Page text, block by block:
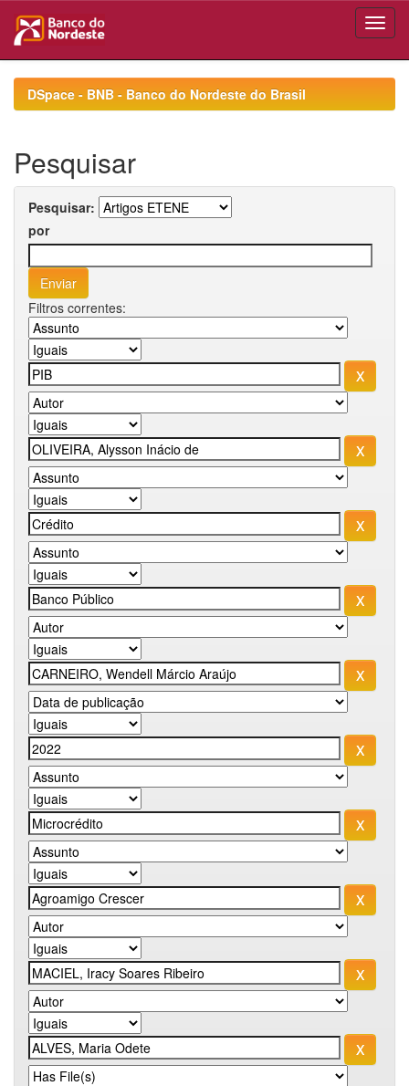
navigationDSpace - BNB - Banco do Nordeste do Brasil
Pesquisar
Pesquisar:
por
Filtros correntes: